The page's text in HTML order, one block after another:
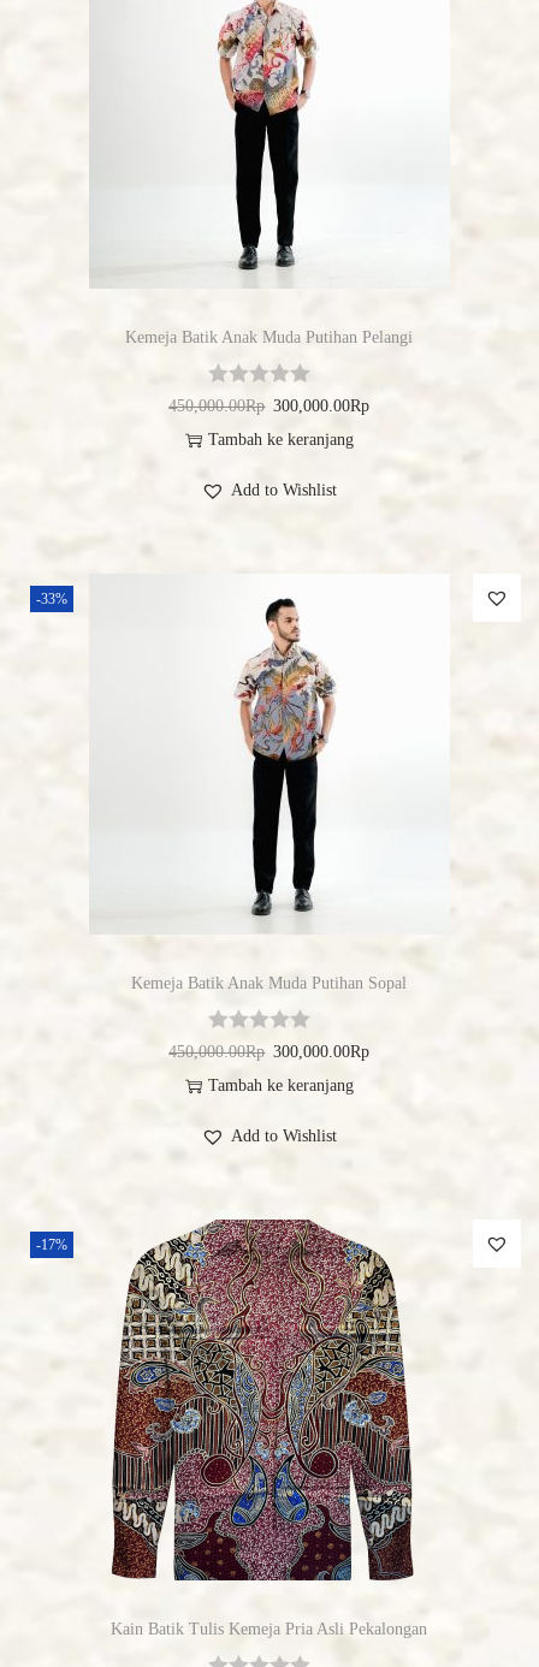
Kemeja Batik Anak Muda Putihan Pelangi
450,000.00Rp 300,000.00Rp
Tambah ke keranjang
Add to Wishlist
-33%
Kemeja Batik Anak Muda Putihan Sopal
450,000.00Rp 300,000.00Rp
Tambah ke keranjang
Add to Wishlist
-17%
Kain Batik Tulis Kemeja Pria Asli Pekalongan